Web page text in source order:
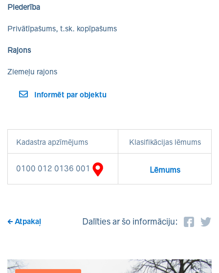
Piederība
Privātīpašums, t.sk. kopīpašums
Rajons
Ziemeļu rajons
Informēt par objektu
Kadastra apzīmējums Klasifikācijas lēmums
0100 012 0136 001 Lēmums
Atpakaļ Dalīties ar šo informāciju: